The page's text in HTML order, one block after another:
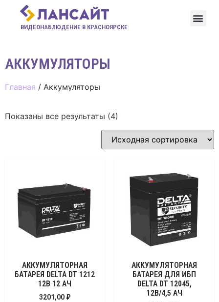
ВИДЕОНАБЛЮДЕНИЕ В КРАСНОЯРСКЕ
АККУМУЛЯТОРЫ
Главная / Аккумуляторы
Показаны все результаты (4)
АККУМУЛЯТОРНАЯ
БАТАРЕЯ DELTA DT 1212
12В 12 АЧ
3201,00 ₽
АККУМУЛЯТОРНАЯ
БАТАРЕЯ ДЛЯ ИБП
DELTA DT 12045,
12В/4,5 АЧ